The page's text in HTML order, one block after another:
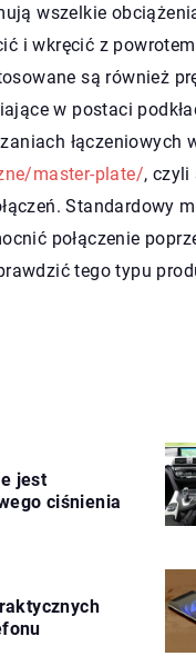
wszelkie
i wkręcić z
są również
w postaci
łączeniowych
master-plate/, czyli
Standardowy
połączenie
tego typu
jest
ciśnienia